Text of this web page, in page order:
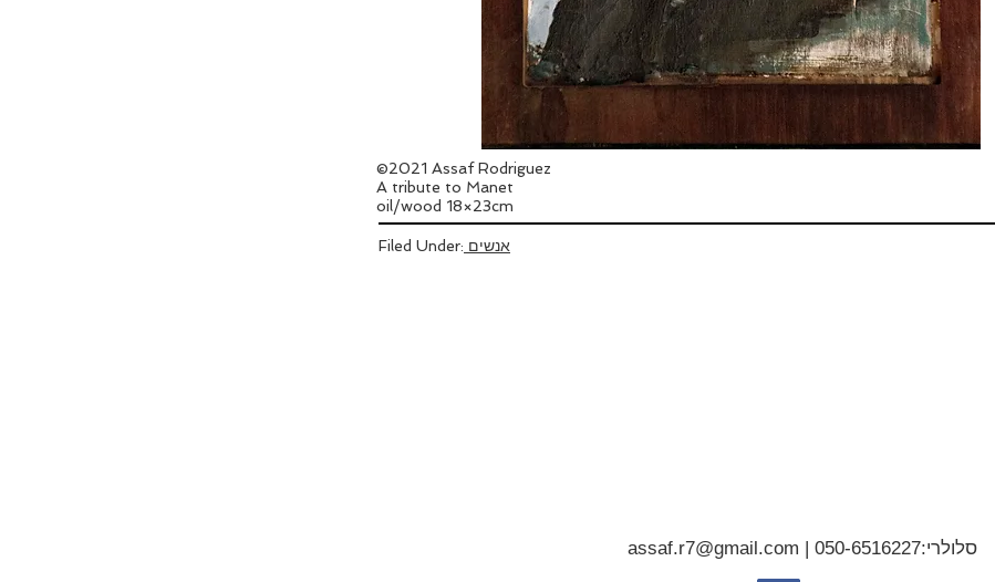
©2021 Assaf Rodriguez
A tribute to Manet
oil/wood 18×23cm
Filed Under: אנשים
סלולרי:050-6516227
|
assaf.r7@gmail.com